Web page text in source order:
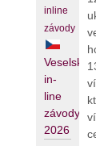
inline
závody
Veselské
in-
line
závody
2026